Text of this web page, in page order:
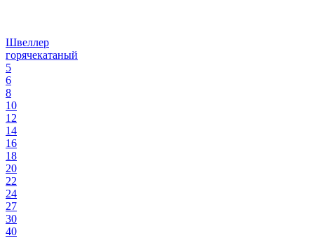
Швеллер
горячекатаный
5
6
8
10
12
14
16
18
20
22
24
27
30
40